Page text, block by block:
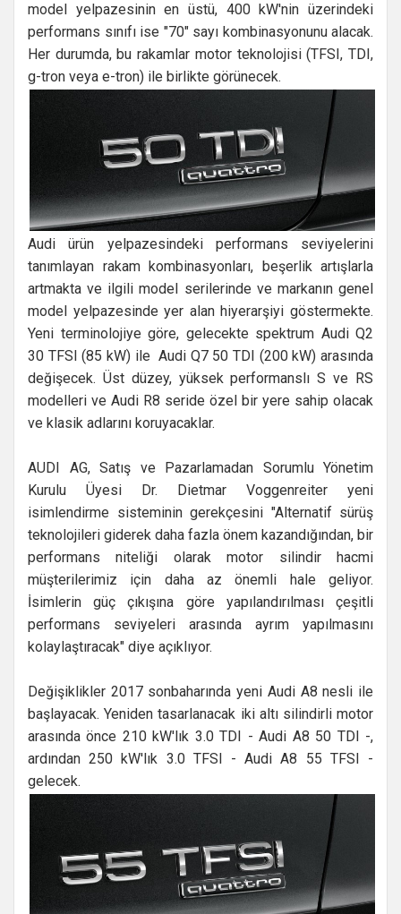
model yelpazesinin en üstü, 400 kW'nin üzerindeki
performans sınıfı ise "70" sayı kombinasyonunu alacak.
Her durumda, bu rakamlar motor teknolojisi (TFSI, TDI,
g-tron veya e-tron) ile birlikte görünecek.
Audi ürün yelpazesindeki performans seviyelerini
tanımlayan rakam kombinasyonları, beşerlik artışlarla
artmakta ve ilgili model serilerinde ve markanın genel
model yelpazesinde yer alan hiyerarşiyi göstermekte.
Yeni terminolojiye göre, gelecekte spektrum Audi Q2
30 TFSI (85 kW) ile Audi Q7 50 TDI (200 kW) arasında
değişecek. Üst düzey, yüksek performanslı S ve RS
modelleri ve Audi R8 seride özel bir yere sahip olacak
ve klasik adlarını koruyacaklar.
AUDI AG, Satış ve Pazarlamadan Sorumlu Yönetim
Kurulu Üyesi Dr. Dietmar Voggenreiter yeni
isimlendirme sisteminin gerekçesini "Alternatif sürüş
teknolojileri giderek daha fazla önem kazandığından, bir
performans niteliği olarak motor silindir hacmi
müşterilerimiz için daha az önemli hale geliyor.
İsimlerin güç çıkışına göre yapılandırılması çeşitli
performans seviyeleri arasında ayrım yapılmasını
kolaylaştıracak" diye açıklıyor.
Değişiklikler 2017 sonbaharında yeni Audi A8 nesli ile
başlayacak. Yeniden tasarlanacak iki altı silindirli motor
arasında önce 210 kW'lık 3.0 TDI - Audi A8 50 TDI -,
ardından 250 kW'lık 3.0 TFSI - Audi A8 55 TFSI -
gelecek.